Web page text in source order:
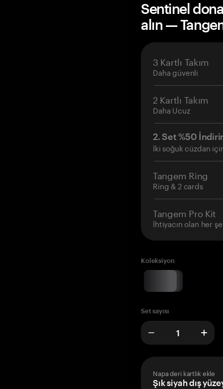
Sentinel
alın —
3 Kartlı Takım
Daha güvenli
2 Kartlı Takım
Daha Ucuz
2. Set %50
İki soğuk cüzdan
Tangem Ring
Ring & 2 cards
Tangem Pro Kit
İhtiyacın olan her
Koleksiyon
Set sayısı
Napa deri kartlık ekle
Şık siyah dış